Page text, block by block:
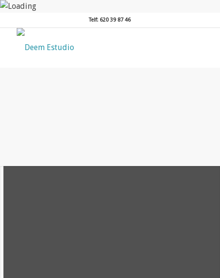
Telf: 620 39 87 46